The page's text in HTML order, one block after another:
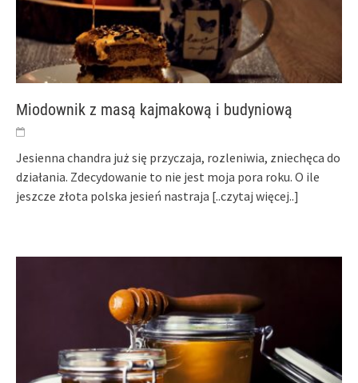
Miodownik z masą kajmakową i budyniową
Jesienna chandra już się przyczaja, rozleniwia, zniechęca do
działania. Zdecydowanie to nie jest moja pora roku. O ile
jeszcze złota polska jesień nastraja [..czytaj więcej..]